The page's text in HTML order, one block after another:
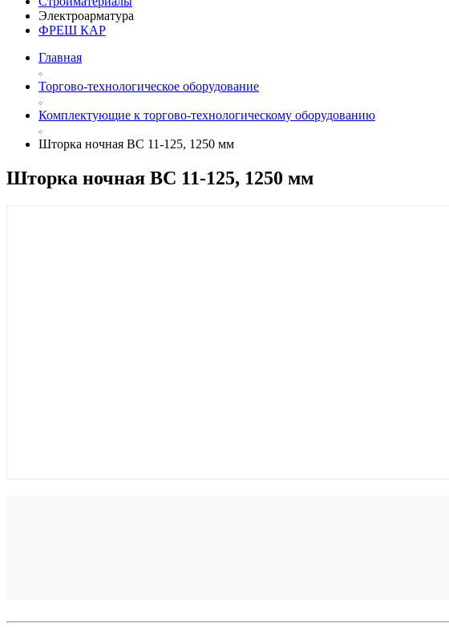
Электроарматура
ФРЕШ КАР
Главная
Торгово-технологическое оборудование
Комплектующие к торгово-технологическому оборудованию
Шторка ночная ВС 11-125, 1250 мм
Шторка ночная ВС 11-125, 1250 мм